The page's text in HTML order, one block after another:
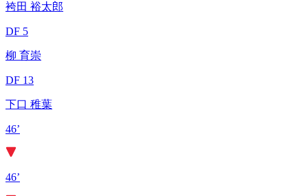
袴田 裕太郎
DF 5
柳 育崇
DF 13
下口 稚葉
46’
46’